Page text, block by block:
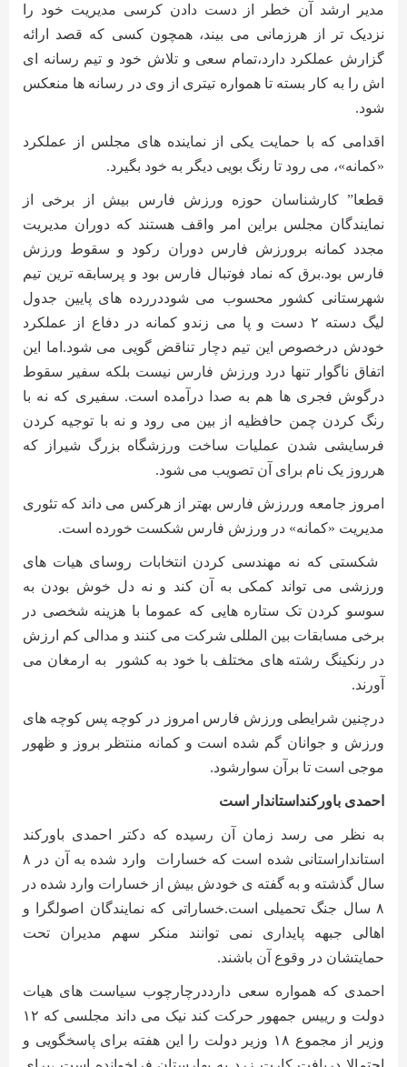
مدیر ارشد آن خطر از دست دادن کرسی مدیریت خود را
نزدیک تر از هرزمانی می بیند، همچون کسی که قصد ارائه
گزارش عملکرد دارد،تمام سعی و تلاش خود و تیم رسانه ای
اش را به کار بسته تا همواره تیتری از وی در رسانه ها منعکس
شود.
اقدامی که با حمایت یکی از نماینده های مجلس از عملکرد
«کمانه»، می رود تا رنگ بویی دیگر به خود بگیرد.
قطعا” کارشناسان حوزه ورزش فارس بیش از برخی از
نمایندگان مجلس براین امر واقف هستند که دوران مدیریت
مجدد کمانه برورزش فارس دوران رکود و سقوط ورزش
فارس بود.برق که نماد فوتبال فارس بود و پرسابقه ترین تیم
شهرستانی کشور محسوب می شوددررده های پایین جدول
لیگ دسته ۲ دست و پا می زندو کمانه در دفاع از عملکرد
خودش درخصوص این تیم دچار تناقض گویی می شود.اما این
اتفاق ناگوار تنها درد ورزش فارس نیست بلکه سفیر سقوط
درگوش فجری ها هم به صدا درآمده است. سفیری که نه با
رنگ کردن چمن حافظیه از بین می رود و نه با توجیه کردن
فرسایشی شدن عملیات ساخت ورزشگاه بزرگ شیراز که
هرروز یک نام برای آن تصویب می شود.
امروز جامعه وررزش فارس بهتر از هرکس می داند که تئوری
مدیریت «کمانه» در ورزش فارس شکست خورده است.
شکستی که نه مهندسی کردن انتخابات روسای هیات های
ورزشی می تواند کمکی به آن کند و نه دل خوش بودن به
سوسو کردن تک ستاره هایی که عموما با هزینه شخصی در
برخی مسابقات بین المللی شرکت می کنند و مدالی کم ارزش
در رنکینگ رشته های مختلف با خود به کشور
به ارمغان می
آورند.
درچنین شرایطی ورزش فارس امروز در کوچه پس کوچه های
ورزش و جوانان گم شده است و کمانه منتظر بروز و ظهور
موجی است تا برآن سوارشود.
احمدی باورکنداستاندار است
به نظر می رسد زمان آن رسیده که دکتر احمدی باورکند
استانداراستانی شده است که خسارات
وارد شده به آن در ۸
سال گذشته و به گفته ی خودش بیش از خسارات وارد شده در
۸ سال جنگ تحمیلی است.خساراتی که نمایندگان اصولگرا و
اهالی جبهه پایداری نمی توانند منکر سهم مدیران تحت
حمایتشان در وقوع آن باشند.
احمدی که همواره سعی دارددرچارچوب سیاست های هیات
دولت و رییس جمهور حرکت کند نیک می داند مجلسی که ۱۲
وزیر از مجموع ۱۸ وزیر دولت را این هفته برای پاسخگویی و